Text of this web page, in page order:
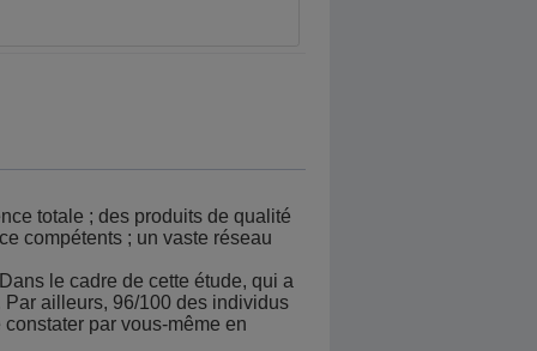
totale ; des produits de qualité
compétents ; un vaste réseau
le cadre de cette étude, qui a
ailleurs, 96/100 des individus
par vous-même en